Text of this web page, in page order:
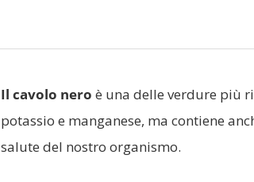
Il cavolo nero è una delle verdure più
potassio e manganese, ma contiene
salute del nostro organismo.